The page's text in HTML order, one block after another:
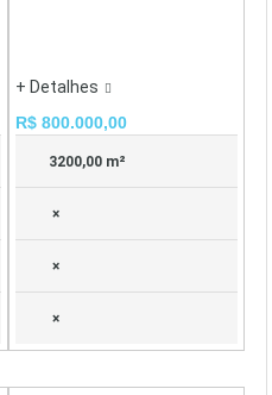
+ Detalhes
R$ 800.000,00
3200,00 m²
×
×
×